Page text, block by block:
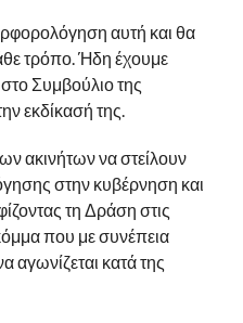
αυτή και θα
τρόπο. Ήδη έχουμε
Συμβούλιο της
εκδίκασή της.
ακινήτων να στείλουν
στην κυβέρνηση και
τη Δράση στις
που με συνέπεια
αγωνίζεται κατά της